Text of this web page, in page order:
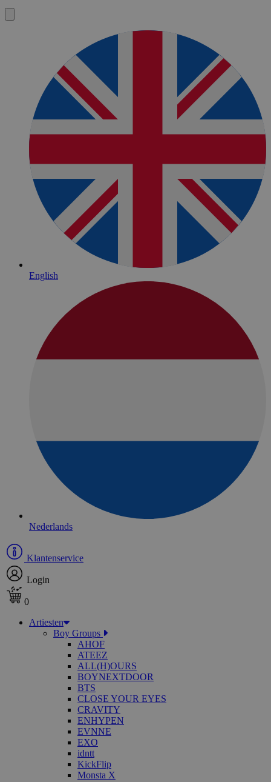
English
Nederlands
Klantenservice
Login
0
Artiesten
Boy Groups
AHOF
ATEEZ
ALL(H)OURS
BOYNEXTDOOR
BTS
CLOSE YOUR EYES
CRAVITY
ENHYPEN
EVNNE
EXO
idntt
KickFlip
Monsta X